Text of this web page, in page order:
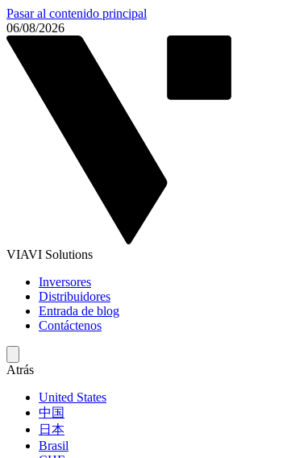
Pasar al contenido principal
06/08/2026
VIAVI Solutions
Inversores
Distribuidores
Entrada de blog
Contáctenos
Atrás
United States
中国
日本
Brasil